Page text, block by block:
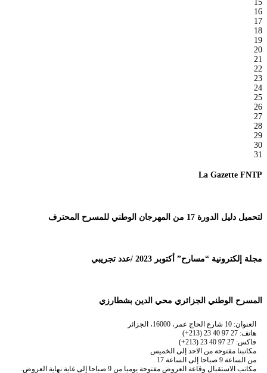
15
16
17
18
19
20
21
22
23
24
25
26
27
28
29
30
31
La Gazette FNTP
لتحميل دليل الدورة 17 من المهرجان الوطني للمسرح المحترف
مجلة إلكترونية “مسارح” أكتوبر 2023 /عدد تجريبي
المسرح الوطني الجزائري محي الدين بشطارزي
العنوان: 10 شارع الحاج عمر، 16000، الجزائر
هاتف: 27 97 40 23 (213+)
فاكس: 27 97 40 23 (213+)
مكاتبنا مفتوحة من الاحد إلى الخميس
من الساعة 9 صباحا إلى الساعة 17 .
مكاتب الاستقبال وقاعة العروض مفتوحة يوميا من 9 صباحا إلى غاية نهاية العروض.